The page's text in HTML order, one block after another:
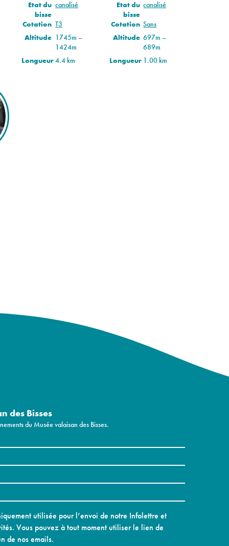
Etat du
bisse
canalisé
Cotation T3
Altitude 1745m –
1424m
Longueur 4.4 km
Etat du
bisse
canalisé
Cotation Sans
Altitude 697m –
689m
Longueur 1.00 km
des Bisses
du Musée valaisan des Bisses.
utilisée pour l’envoi de notre Infolettre et
Vous pouvez à tout moment utiliser le lien de
de nos emails.